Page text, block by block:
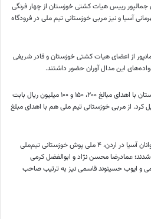
جمالپور رییس هیات کشتی خوزستان از چهار فرنگی
آسیا و نیز مربی خوزستانی تیم ملی در فرودگاه
از اعضای هیات کشتی خوزستان و قادر شریفی
این مدال آوران حضور داشتند.
در این مراسم، رییس هیات کشتی خوزستان با اهدای مبالغ ۲۰۰، ۱۵۰ و ۱۰۰ میلیون ریال بابت
کرد. از مربی خوزستانی تیم ملی هم با اهدای مبلغ
در رقابت‌های قهرمانی کشتی فرنگی نوجوانان آسیا در اردن، ۴ ملی پوش خوزستانی تیم‌ملی
شدند؛ عمادرضا محسن نژاد و ابوالفضل کرمی
و ایوب حسینوند قاسمی نیز به ترتیب صاحب